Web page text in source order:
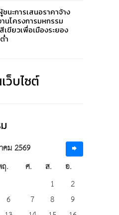
นะการเสนอราคาจ้าง
นโครงการมหกรรม
ขียวเพื่อเมืองระยอง
ำ
ว็บไซต์
คม 2569
. ศ. ส.
อ.
1
2
6 7 8
9